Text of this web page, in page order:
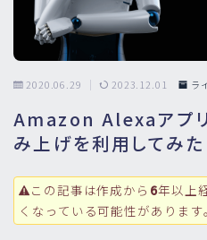
Claude
2020.06.29 2023.12.01 ラ
Amazon Alexaアプ
み上げを利用してみた
この記事は作成から 6年以上
くなっている可能性があります。